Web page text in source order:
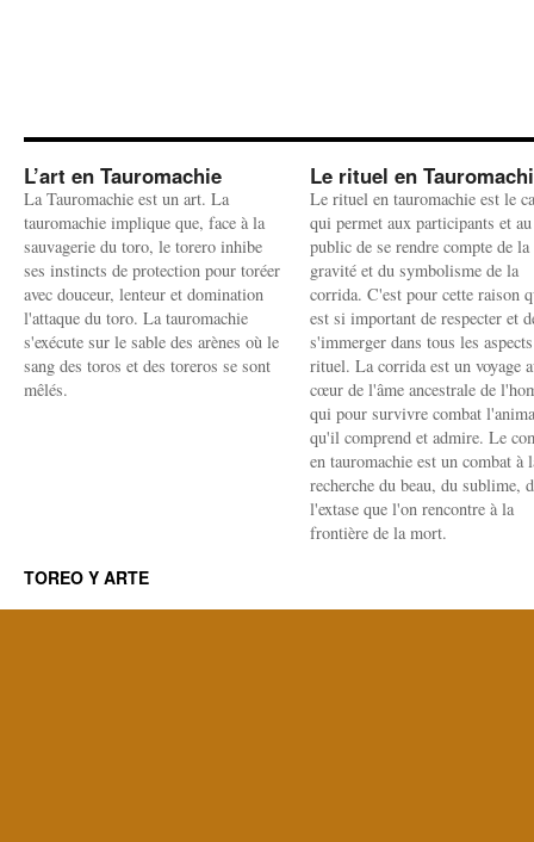
L’art en Tauromachie
La Tauromachie est un art. La
tauromachie implique que, face à la
sauvagerie du toro, le torero inhibe
ses instincts de protection pour toréer
avec douceur, lenteur et domination
l'attaque du toro. La tauromachie
s'exécute sur le sable des arènes où le
sang des toros et des toreros se sont
mêlés.
Le rituel en
Le rituel en tauromachie est le
qui permet aux participants et au
public de se rendre compte de la
gravité et du symbolisme de la
corrida. C'est pour cette raison
est si important de respecter et
s'immerger dans tous les
rituel. La corrida est un voyage
cœur de l'âme ancestrale de
qui pour survivre combat
qu'il comprend et admire. Le
en tauromachie est un combat à
recherche du beau, du sublime,
l'extase que l'on rencontre à la
frontière de la mort.
TOREO Y ARTE